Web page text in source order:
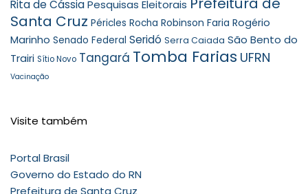
Rita de CássiaPesquisas Eleitorais
Santa Cruz Péricles Rocha Robinson Faria Rogério
Marinho Senado Federal Seridó Serra Caiada São Bento do
Trairi Sítio Novo Tangará Tomba Farias UFRN
Vacinação
Visite também
Portal Brasil
Governo do Estado do RN